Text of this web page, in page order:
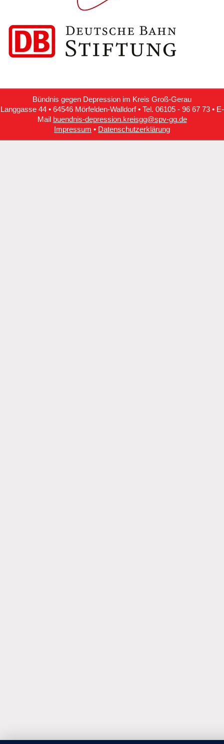
Bündnis gegen Depression im Kreis Groß-Gerau
Langgasse 44 • 64546 Mörfelden-Walldorf • Tel. 06105 - 96 67 73 • E-
Mail buendnis-depression.kreisgg@spv-gg.de
Impressum • Datenschutzerklärung